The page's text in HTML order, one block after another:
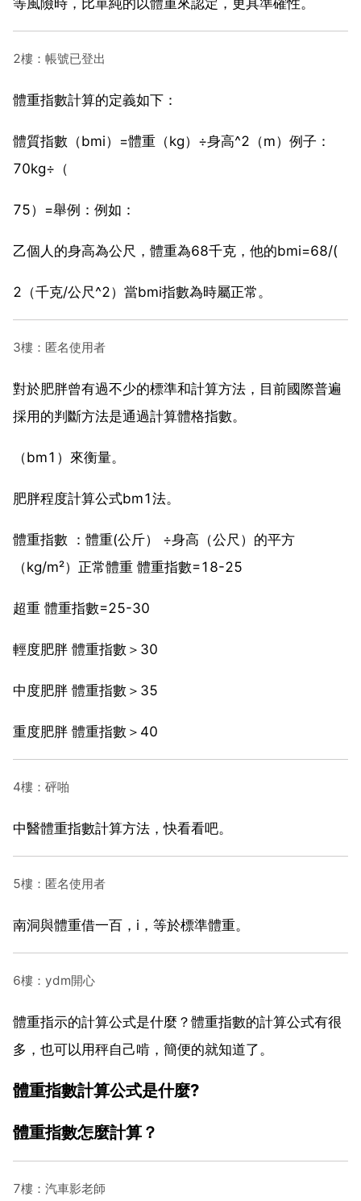
2樓：帳號已登出
體重指數計算的定義如下：
體質指數（bmi）=體重（kg）÷身高^2（m）例子：
70kg÷（
75）=舉例：例如：
乙個人的身高為公尺，體重為68千克，他的bmi=68/(
2（千克/公尺^2）當bmi指數為時屬正常。
3樓：匿名使用者
對於肥胖曾有過不少的標準和計算方法，目前國際普遍
採用的判斷方法是通過計算體格指數。
（bm1）來衡量。
肥胖程度計算公式bm1法。
體重指數 ：體重(公斤） ÷身高（公尺）的平方
（kg/m²）正常體重 體重指數=18-25
超重 體重指數=25-30
輕度肥胖 體重指數＞30
中度肥胖 體重指數＞35
重度肥胖 體重指數＞40
4樓：砰啪
中醫體重指數計算方法，快看看吧。
5樓：匿名使用者
南洞與體重借一百，i，等於標準體重。
6樓：ydm開心
體重指示的計算公式是什麼？體重指數的計算公式有很
多，也可以用秤自己啃，簡便的就知道了。
體重指數計算公式是什麼?
體重指數怎麼計算？
7樓：汽車影老師